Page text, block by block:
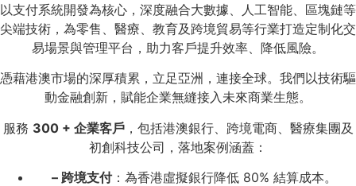
以支付系統開發為核心，深度融合大數據、人工智能、區塊鏈等
尖端技術，為零售、醫療、教育及跨境貿易等行業打造定制化交
易場景與管理平台，助力客戶提升效率、降低風險。
憑藉港澳市場的深厚積累，立足亞洲，連接全球。我們以技術驅
動金融創新，賦能企業無縫接入未來商業生態。
服務 300 + 企業客戶，包括港澳銀行、跨境電商、醫療集團及
初創科技公司，落地案例涵蓋：
– 跨境支付：為香港虛擬銀行降低 80% 結算成本。